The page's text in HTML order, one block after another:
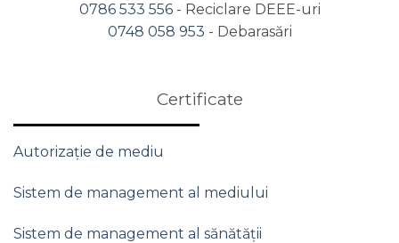
0786 533 556 - Reciclare DEEE-uri
0748 058 953 - Debarasări
Certificate
Autorizație de mediu
Sistem de management al mediului
Sistem de management al sănătății